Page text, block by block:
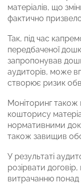
матеріалів, що
фактично
Так, під час
передбаченої
запропонував
аудиторів, може
створює ризик
Моніторинг також
кошторису
нормативними
також завищив
У результаті
розірвати
витрачанню понад